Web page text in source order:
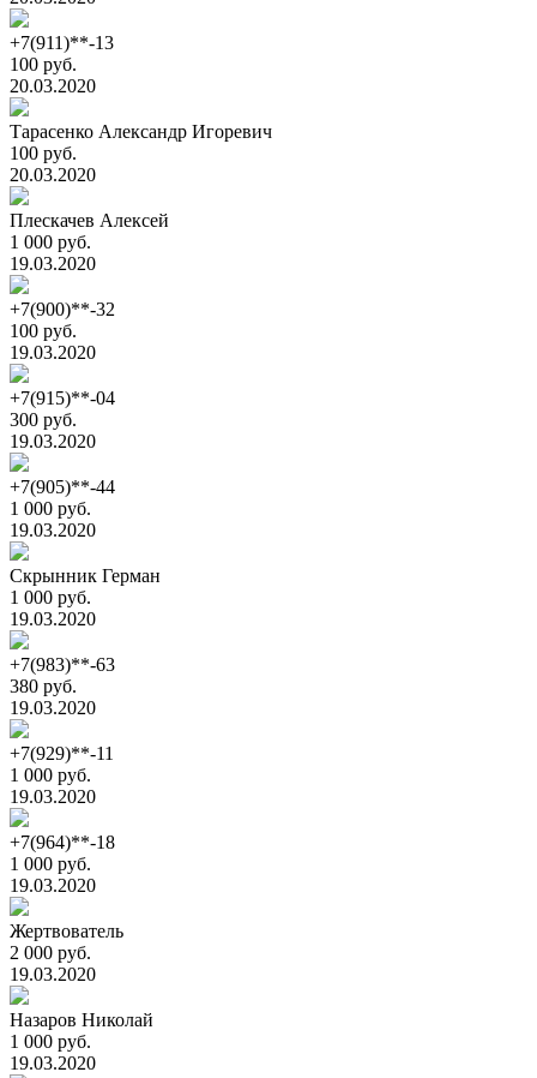
+7(911)**-13
100 руб.
20.03.2020
Тарасенко Александр Игоревич
100 руб.
20.03.2020
Плескачев Алексей
1 000 руб.
19.03.2020
+7(900)**-32
100 руб.
19.03.2020
+7(915)**-04
300 руб.
19.03.2020
+7(905)**-44
1 000 руб.
19.03.2020
Скрынник Герман
1 000 руб.
19.03.2020
+7(983)**-63
380 руб.
19.03.2020
+7(929)**-11
1 000 руб.
19.03.2020
+7(964)**-18
1 000 руб.
19.03.2020
Жертвователь
2 000 руб.
19.03.2020
Назаров Николай
1 000 руб.
19.03.2020